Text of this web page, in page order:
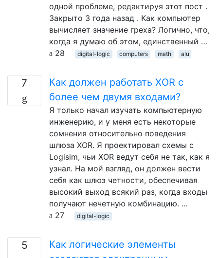
одной проблеме, редактируя этот пост .
Закрыто 3 года назад . Как компьютер
вычисляет значение греха? Логично, что,
когда я думаю об этом, единственный …
28
digital-logic computers math alu
7
Как должен работать XOR с
более чем двумя входами?
Я только начал изучать компьютерную
инженерию, и у меня есть некоторые
сомнения относительно поведения
шлюза XOR. Я проектировал схемы с
Logisim, чьи XOR ведут себя не так, как я
узнал. На мой взгляд, он должен вести
себя как шлюз четности, обеспечивая
высокий выход всякий раз, когда входы
получают нечетную комбинацию. …
27
digital-logic
5
Как логические элементы